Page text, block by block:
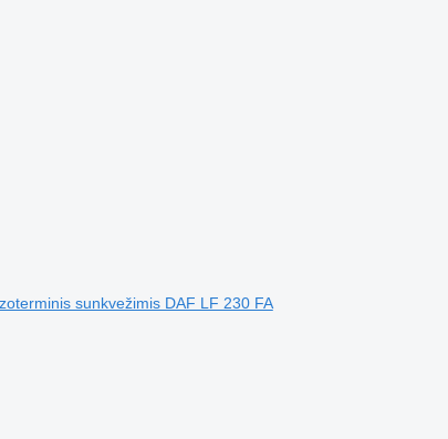
sunkvežimis DAF LF 230 FA